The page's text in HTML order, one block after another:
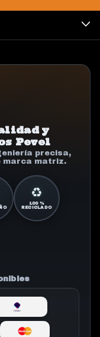
y
Pevel
precisa,
marca matriz.
♻️
100 %
RECICLADO